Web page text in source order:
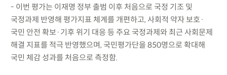
- 이번 평가는 이재명 정부 출범 이후 처음으로 국정 기조 및
국정과제 반영해 평가지표 체계를 개편하고, 사회적 약자 보호·
국민 안전 확보·기후 위기 대응 등 주요 국정과제와 최근 사회문제
해결 지표를 적극 반영했으며, 국민평가단을 850명으로 확대해
국민 체감 성과를 처음으로 측정함.